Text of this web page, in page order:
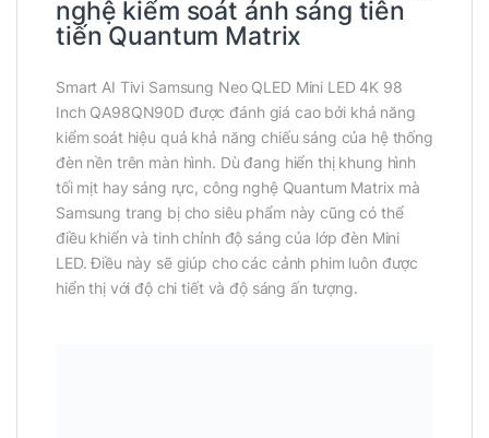
nghệ kiểm soát ánh sáng tiên
tiến Quantum Matrix
Smart AI Tivi Samsung Neo QLED Mini LED 4K 98
Inch QA98QN90D được đánh giá cao bởi khả năng
kiểm soát hiệu quả khả năng chiếu sáng của hệ thống
đèn nền trên màn hình. Dù đang hiển thị khung hình
tối mịt hay sáng rực, công nghệ Quantum Matrix mà
Samsung trang bị cho siêu phẩm này cũng có thể
điều khiển và tinh chỉnh độ sáng của lớp đèn Mini
LED. Điều này sẽ giúp cho các cảnh phim luôn được
hiển thị với độ chi tiết và độ sáng ấn tượng.